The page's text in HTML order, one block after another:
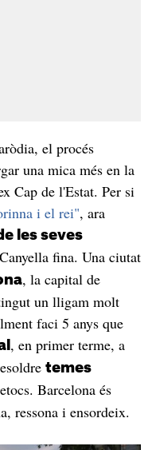
el procés
una mica més en la
Cap de l'Estat. Per si
i el rei", ara
les seves
fina. Una ciutat
, la capital de
un lligam molt
faci 5 anys que
, en primer terme, a
temes
Barcelona és
ressona i ensordeix.